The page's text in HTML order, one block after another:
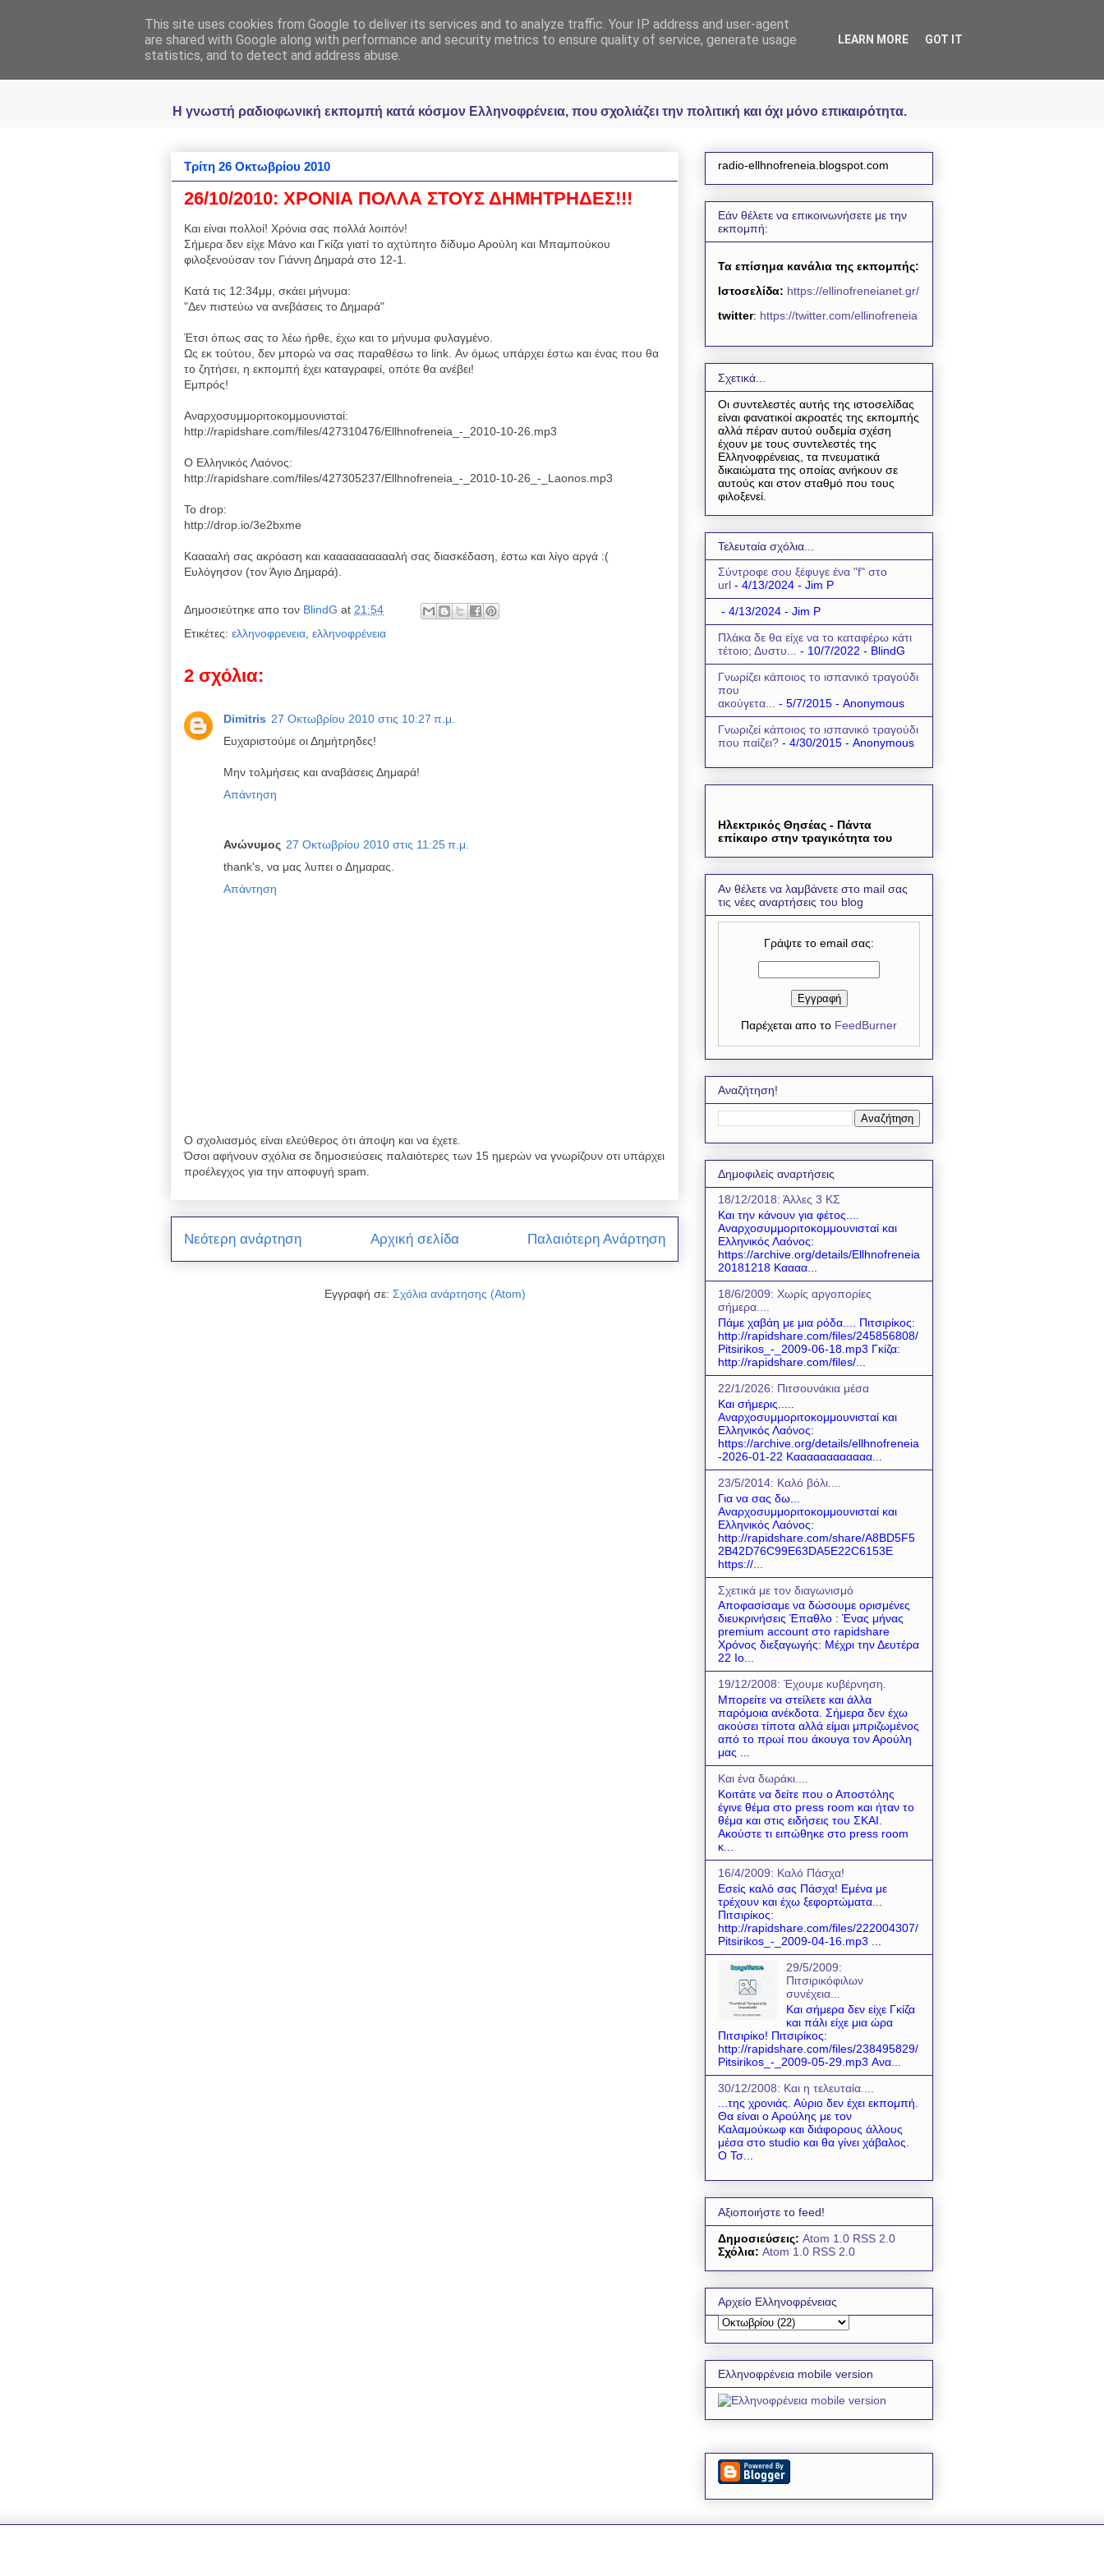
Ραδιοφωνική Ελληνοφρένεια Unofficial
Η γνωστή ραδιοφωνική εκπομπή κατά κόσμον Ελληνοφρένεια, που σχολιάζει την πολιτική και όχι μόνο επικαιρότητα.
Τρίτη 26 Οκτωβρίου 2010
26/10/2010: ΧΡΟΝΙΑ ΠΟΛΛΑ ΣΤΟΥΣ ΔΗΜΗΤΡΗΔΕΣ!!!
Και είναι πολλοί! Χρόνια σας πολλά λοιπόν!
Σήμερα δεν είχε Μάνο και Γκίζα γιατί το αχτύπητο δίδυμο Αρούλη και Μπαμπούκου
φιλοξενούσαν τον Γιάννη Δημαρά στο 12-1.
Κατά τις 12:34μμ, σκάει μήνυμα:
"Δεν πιστεύω να ανεβάσεις το Δημαρά"
Έτσι όπως σας το λέω ήρθε, έχω και το μήνυμα φυλαγμένο.
Ως εκ τούτου, δεν μπορώ να σας παραθέσω το link. Αν όμως υπάρχει έστω και ένας που θα
το ζητήσει, η εκπομπή έχει καταγραφεί, οπότε θα ανέβει!
Εμπρός!
Αναρχοσυμμοριτοκομμουνισταί:
http://rapidshare.com/files/427310476/Ellhnofreneia_-_2010-10-26.mp3
Ο Ελληνικός Λαόνος:
http://rapidshare.com/files/427305237/Ellhnofreneia_-_2010-10-26_-_Laonos.mp3
To drop:
http://drop.io/3e2bxme
Kααααλή σας ακρόαση και κααααααααααλή σας διασκέδαση, έστω και λίγο αργά :(
Ευλόγησον (τον Άγιο Δημαρά).
Δημοσιεύτηκε απο τον BlindG at 21:54
Ετικέτες: ελληνοφρενεια ελληνοφρένεια
2 σχόλια:
Dimitris 27 Οκτωβρίου 2010 στις 10:27 π.μ.
Ευχαριστούμε οι Δημήτρηδες!
Μην τολμήσεις και αναβάσεις Δημαρά!
Απάντηση
Ανώνυμος 27 Οκτωβρίου 2010 στις 11:25 π.μ.
thank's, να μας λυπει ο Δημαρας.
Απάντηση
Ο σχολιασμός είναι ελεύθερος ότι άποψη και να έχετε.
Όσοι αφήνουν σχόλια σε δημοσιεύσεις παλαιότερες των 15 ημερών να γνωρίζουν οτι υπάρχει
προέλεγχος για την αποφυγή spam.
Νεότερη ανάρτηση Παλαιότερη Ανάρτηση
Αρχική σελίδα
Εγγραφή σε: Σχόλια ανάρτησης (Atom)
radio-ellhnofreneia.blogspot.com
Εάν θέλετε να επικοινωνήσετε με την
εκπομπή:
Τα επίσημα κανάλια της εκπομπής:
Ιστοσελίδα: https://ellinofreneianet.gr/
twitter: https://twitter.com/ellinofreneia
Σχετικά...
Οι συντελεστές αυτής της ιστοσελίδας
είναι φανατικοί ακροατές της εκπομπής
αλλά πέραν αυτού ουδεμία σχέση
έχουν με τους συντελεστές της
Ελληνοφρένειας, τα πνευματικά
δικαιώματα της οποίας ανήκουν σε
αυτούς και στον σταθμό που τους
φιλοξενεί.
Τελευταία σχόλια...
Σύντροφε σου ξέφυγε ένα "f" στο
url - 4/13/2024 - Jim P
- 4/13/2024 - Jim P
Πλάκα δε θα είχε να το καταφέρω κάτι
τέτοιο; Δυστυ...
- 10/7/2022 - BlindG
Γνωρίζει κάποιος το ισπανικό τραγούδι
που
ακούγετα...
- 5/7/2015 - Anonymous
Γνωριζεί κάποιος το ισπανικό τραγούδι
που παίζει? - 4/30/2015 - Anonymous
Ηλεκτρικός Θησέας - Πάντα
επίκαιρο στην τραγικότητα του
Αν θέλετε να λαμβάνετε στο mail σας
τις νέες αναρτήσεις του blog
Γράψτε το email σας:
Παρέχεται απο το FeedBurner
Αναζήτηση!
Δημοφιλείς αναρτήσεις
18/12/2018: Άλλες 3 ΚΣ
Και την κάνουν για φέτος....
Αναρχοσυμμοριτοκομμουνισταί και
Ελληνικός Λαόνος:
https://archive.org/details/Ellhnofreneia
20181218 Καααα...
18/6/2009: Χωρίς αργοπορίες
σήμερα....
Πάμε χαβάη με μια ρόδα.... Πιτσιρίκος:
http://rapidshare.com/files/245856808/
Pitsirikos_-_2009-06-18.mp3 Γκίζα:
http://rapidshare.com/files/...
22/1/2026: Πιτσουνάκια μέσα
Και σήμερις.....
Αναρχοσυμμοριτοκομμουνισταί και
Ελληνικός Λαόνος:
https://archive.org/details/ellhnofreneia
-2026-01-22 Καααααααααααα...
23/5/2014: Καλό βόλι....
Για να σας δω...
Αναρχοσυμμοριτοκομμουνισταί και
Ελληνικός Λαόνος:
http://rapidshare.com/share/A8BD5F5
2B42D76C99E63DA5E22C6153E
https://...
Σχετικά με τον διαγωνισμό
Αποφασίσαμε να δώσουμε ορισμένες
διευκρινήσεις Έπαθλο : Ένας μήνας
premium account στο rapidshare
Χρόνος διεξαγωγής: Μέχρι την Δευτέρα
22 Ιο...
19/12/2008: Έχουμε κυβέρνηση.
Μπορείτε να στείλετε και άλλα
παρόμοια ανέκδοτα. Σήμερα δεν έχω
ακούσει τίποτα αλλά είμαι μπριζωμένος
από το πρωί που άκουγα τον Αρούλη
μας ...
Και ένα δωράκι....
Κοιτάτε να δείτε που ο Αποστόλης
έγινε θέμα στο press room και ήταν το
θέμα και στις ειδήσεις του ΣΚΑΙ.
Ακούστε τι ειπώθηκε στο press room
κ...
16/4/2009: Kαλό Πάσχα!
Εσείς καλό σας Πάσχα! Εμένα με
τρέχουν και έχω ξεφορτώματα...
Πιτσιρίκος:
http://rapidshare.com/files/222004307/
Pitsirikos_-_2009-04-16.mp3 ...
29/5/2009:
Πιτσιρικόφιλων
συνέχεια...
Και σήμερα δεν είχε Γκίζα
και πάλι είχε μια ώρα
Πιτσιρίκο! Πιτσιρίκος:
http://rapidshare.com/files/238495829/
Pitsirikos_-_2009-05-29.mp3 Ανα...
30/12/2008: Και η τελευταία....
...της χρονιάς. Αύριο δεν έχει εκπομπή.
Θα είναι ο Αρούλης με τον
Καλαμούκωφ και διάφορους άλλους
μέσα στο studio και θα γίνει χάβαλος.
Ο Τσ...
Αξιοποιήστε το feed!
Δημοσιεύσεις: Atom 1.0 RSS 2.0
Σχόλια: Atom 1.0 RSS 2.0
Αρχείο Ελληνοφρένειας
Ελληνοφρένεια mobile version
This site uses cookies from Google to deliver its services and to analyze traffic. Your IP address and user-agent
are shared with Google along with performance and security metrics to ensure quality of service, generate usage
statistics, and to detect and address abuse.
LEARN MORE GOT IT